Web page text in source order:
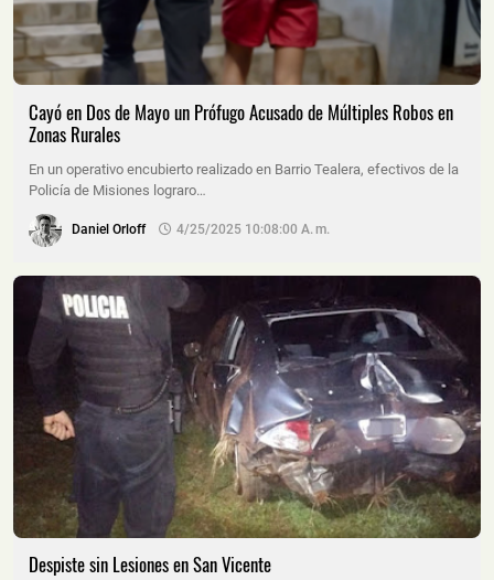
Cayó en Dos de Mayo un Prófugo Acusado de Múltiples Robos en
Zonas Rurales
En un operativo encubierto realizado en Barrio Tealera, efectivos de la
Policía de Misiones lograro…
Daniel Orloff 4/25/2025 10:08:00 A. M.
Despiste sin Lesiones en San Vicente